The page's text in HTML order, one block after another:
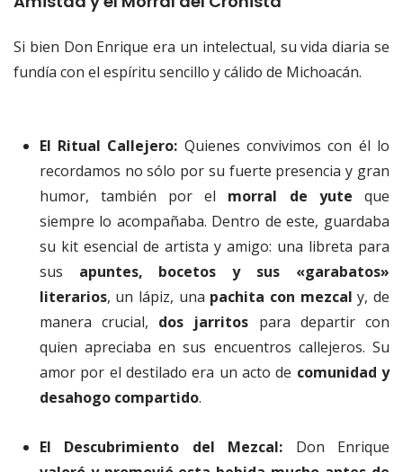
Si bien Don Enrique era un intelectual, su vida diaria se
fundía con el espíritu sencillo y cálido de Michoacán.
El Ritual Callejero: Quienes convivimos con él lo
recordamos no sólo por su fuerte presencia y gran
humor, también por el morral de yute que
siempre lo acompañaba. Dentro de este, guardaba
su kit esencial de artista y amigo: una libreta para
sus apuntes, bocetos y sus «garabatos»
literarios, un lápiz, una pachita con mezcal y, de
manera crucial, dos jarritos para departir con
quien apreciaba en sus encuentros callejeros. Su
amor por el destilado era un acto de comunidad y
desahogo compartido.
El Descubrimiento del Mezcal: Don Enrique